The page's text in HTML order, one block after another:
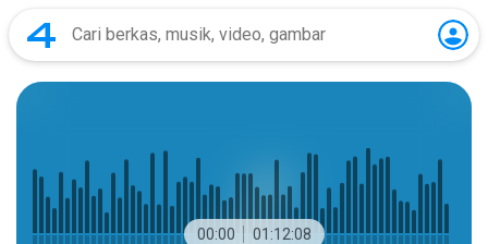
00:00 01:12:08